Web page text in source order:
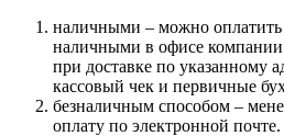
наличными – можно оплатить
наличными в офисе компании
при доставке по указанному
кассовый чек и первичные
безналичным способом –
оплату по электронной почте.